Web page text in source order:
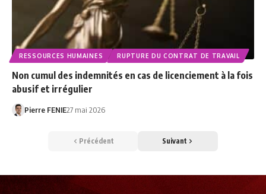
RESSOURCES HUMAINES RUPTURE DU CONTRAT DE TRAVAIL
Non cumul des indemnités en cas de licenciement à la fois
abusif et irrégulier
Pierre FENIE27 mai 2026
Précédent Suivant